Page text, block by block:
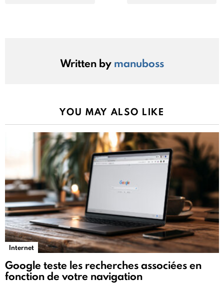
Written by manuboss
YOU MAY ALSO LIKE
Internet
Google teste les recherches associées en
fonction de votre navigation